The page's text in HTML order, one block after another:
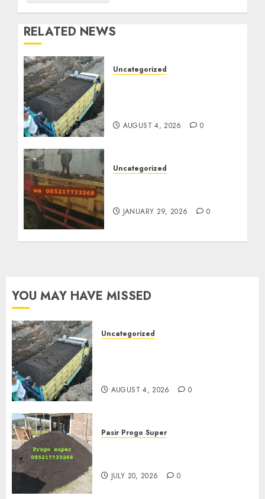
RELATED NEWS
Uncategorized
AUGUST 4, 2026 0
Uncategorized
JANUARY 29, 2026 0
YOU MAY HAVE MISSED
Uncategorized
AUGUST 4, 2026 0
Pasir Progo Super
JULY 20, 2026 0